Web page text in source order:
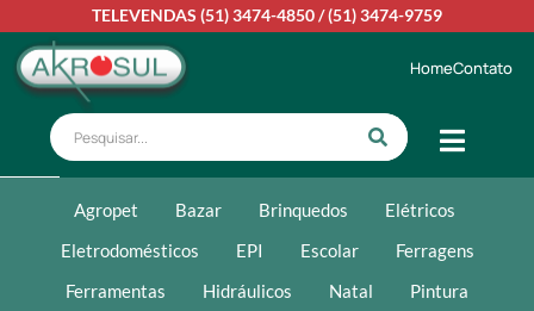
TELEVENDAS (51) 3474-4850/(51) 3474-9759
HomeContato
Agropet Bazar Brinquedos
Elétricos
Eletrodomésticos
EPI Escolar
Ferragens
Ferramentas
Hidráulicos Natal
Pintura